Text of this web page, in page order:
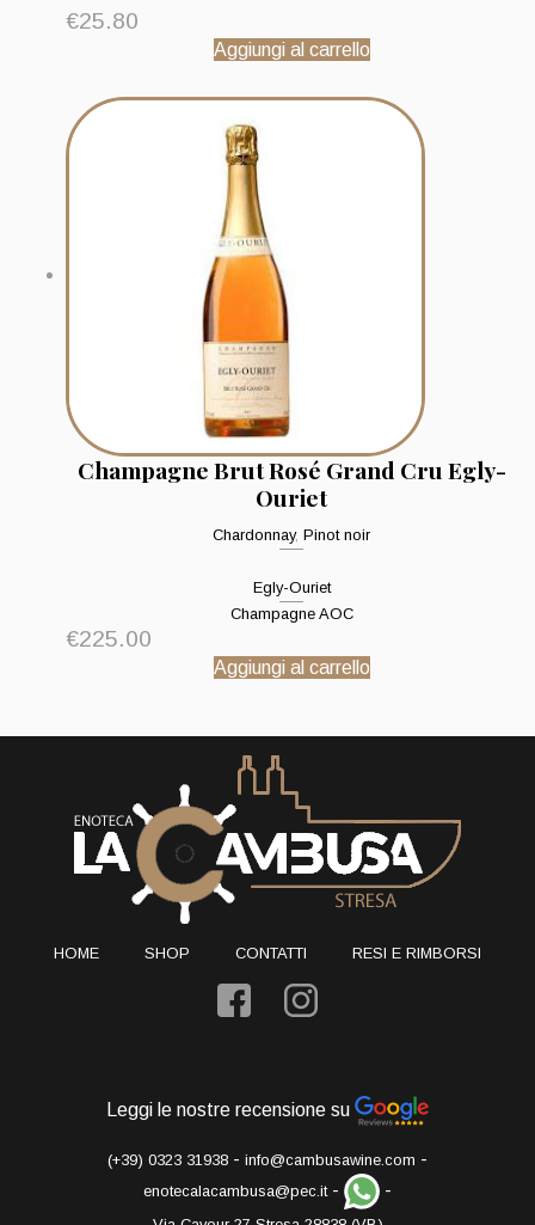
€25.80
Aggiungi al carrello
Champagne Brut Rosé Grand Cru Egly-
Ouriet
Chardonnay, Pinot noir
Egly-Ouriet
Champagne AOC
€225.00
Aggiungi al carrello
HOME SHOP CONTATTI RESI E RIMBORSI
Leggi le nostre recensione su
(+39) 0323 31938 - info@cambusawine.com -
enotecalacambusa@pec.it- -